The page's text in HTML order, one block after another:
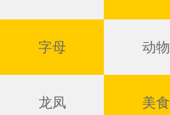
字母 动物
龙凤 美食